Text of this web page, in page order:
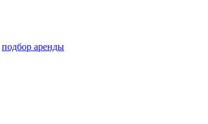
подбор аренды